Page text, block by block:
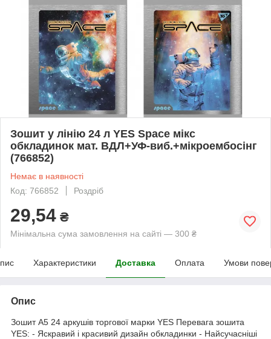
Зошит у лінію 24 л YES Space мікс
обкладинок мат. ВДЛ+УФ-виб.+мікроембосінг
(766852)
Немає в наявності
Код: 766852
Роздріб
29,54 ₴
Мінімальна сума замовлення на сайті — 300 ₴
Характеристики Доставка Оплата Умови
Опис
Зошит А5 24 аркушів торгової марки YES Перевага зошита
YES: - Яскравий і красивий дизайн обкладинки - Найсучасніші